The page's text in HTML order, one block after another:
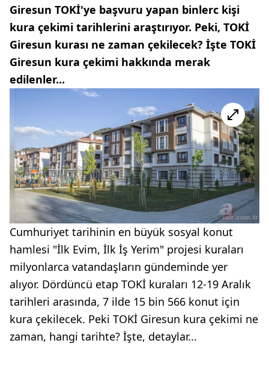
Giresun TOKİ'ye başvuru yapan binlerc kişi
kura çekimi tarihlerini araştırıyor. Peki, TOKİ
Giresun kurası ne zaman çekilecek? İşte TOKİ
Giresun kura çekimi hakkında merak
edilenler...
Cumhuriyet tarihinin en büyük sosyal konut
hamlesi "İlk Evim, İlk İş Yerim" projesi kuraları
milyonlarca vatandaşların gündeminde yer
alıyor. Dördüncü etap TOKİ kuraları 12-19 Aralık
tarihleri arasında, 7 ilde 15 bin 566 konut için
kura çekilecek. Peki TOKİ Giresun kura çekimi ne
zaman, hangi tarihte? İşte, detaylar...